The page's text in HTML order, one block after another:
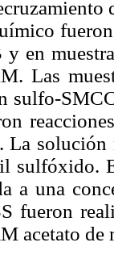
y en
Las
sulfo-
La
sulfóxido.
a una
fueron
acetato de